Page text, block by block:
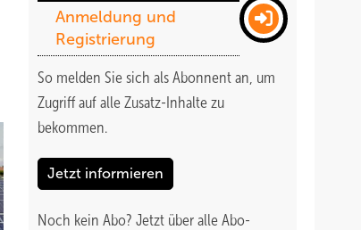
Anmeldung und
Registrierung
So melden Sie sich als Abonnent an, um
Zugriff auf alle Zusatz-Inhalte zu
bekommen.
Jetzt informieren
Noch kein Abo? Jetzt über alle Abo-